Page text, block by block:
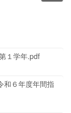
１学年.pdf
和６年度年間指